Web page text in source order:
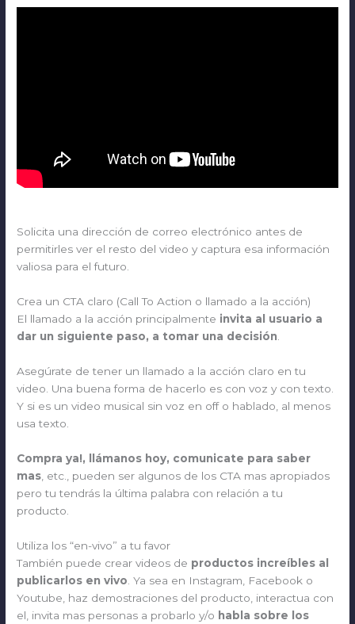
Solicita una dirección de correo electrónico antes de
permitirles ver el resto del video y captura esa información
valiosa para el futuro.
Crea un CTA claro (Call To Action o llamado a la acción)
El llamado a la acción principalmente invita al usuario a
dar un siguiente paso, a tomar una decisión.
Asegúrate de tener un llamado a la acción claro en tu
video. Una buena forma de hacerlo es con voz y con texto.
Y si es un video musical sin voz en off o hablado, al menos
usa texto.
Compra ya!, llámanos hoy, comunicate para saber
mas , etc., pueden ser algunos de los CTA mas apropiados
pero tu tendrás la última palabra con relación a tu
producto.
Utiliza los “en-vivo” a tu favor
También puede crear videos de productos increíbles al
publicarlos en vivo . Ya sea en Instagram, Facebook o
Youtube, haz demostraciones del producto, interactua con
el, invita mas personas a probarlo y/o habla sobre los